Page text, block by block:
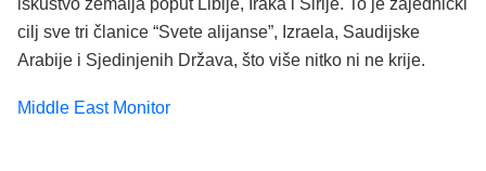
iskustvo zemalja poput Libije, Iraka i Sirije. To je zajednički
cilj sve tri članice “Svete alijanse”, Izraela, Saudijske
Arabije i Sjedinjenih Država, što više nitko ni ne krije.
Middle East Monitor